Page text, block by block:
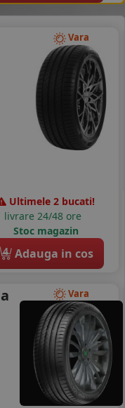
Vara
Ultimele 2 bucati!
livrare 24/48 ore
Stoc magazin
4 Adauga in cos
Vara